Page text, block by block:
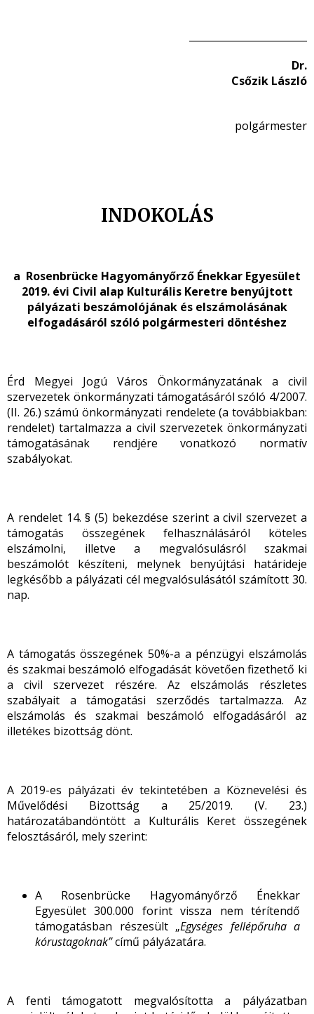
Dr.
Csőzik László
polgármester
INDOKOLÁS
a Rosenbrücke Hagyományőrző Énekkar Egyesület
2019. évi Civil alap Kulturális Keretre benyújtott
pályázati beszámolójának és elszámolásának
elfogadásáról szóló polgármesteri döntéshez
Érd Megyei Jogú Város Önkormányzatának a civil
szervezetek önkormányzati támogatásáról szóló 4/2007.
(II. 26.) számú önkormányzati rendelete (a továbbiakban:
rendelet) tartalmazza a civil szervezetek önkormányzati
támogatásának rendjére vonatkozó normatív
szabályokat.
A rendelet 14. § (5) bekezdése szerint a civil szervezet a
támogatás összegének felhasználásáról köteles
elszámolni, illetve a megvalósulásról szakmai
beszámolót készíteni, melynek benyújtási határideje
legkésőbb a pályázati cél megvalósulásától számított 30.
nap.
A támogatás összegének 50%-a a pénzügyi elszámolás
és szakmai beszámoló elfogadását követően fizethető ki
a civil szervezet részére. Az elszámolás részletes
szabályait a támogatási szerződés tartalmazza. Az
elszámolás és szakmai beszámoló elfogadásáról az
illetékes bizottság dönt.
A 2019-es pályázati év tekintetében a Köznevelési és
Művelődési Bizottság a 25/2019. (V. 23.)
határozatábandöntött a Kulturális Keret összegének
felosztásáról, mely szerint:
A Rosenbrücke Hagyományőrző Énekkar
Egyesület 300.000 forint vissza nem térítendő
támogatásban részesült „Egységes fellépőruha a
kórustagoknak”című pályázatára.
A fenti támogatott megvalósította a pályázatban